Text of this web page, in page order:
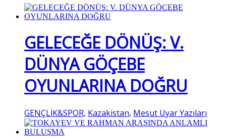
GELECEĞE DÖNÜŞ: V.
DÜNYA GÖÇEBE
OYUNLARINA DOĞRU
GENÇLİK&SPOR, Kazakistan, Mesut Uyar Yazıları